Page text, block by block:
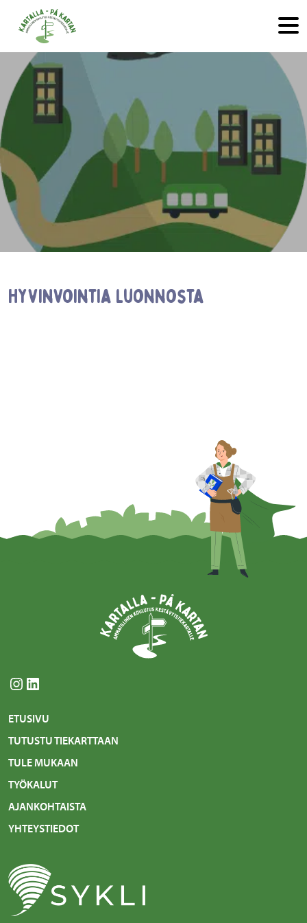
Hyppää sisältöön
Hyvinvointia luonnosta
Instagram LinkedIn
ETUSIVU
TUTUSTU TIEKARTTAAN
TULE MUKAAN
TYÖKALUT
AJANKOHTAISTA
YHTEYSTIEDOT